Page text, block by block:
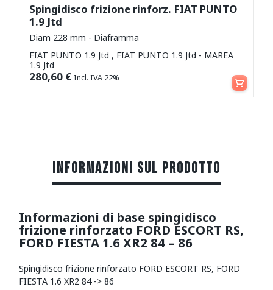
Spingidisco frizione rinforz. FIAT PUNTO
1.9 Jtd
Diam 228 mm - Diaframma
FIAT PUNTO 1.9 Jtd , FIAT PUNTO 1.9 Jtd - MAREA
1.9 Jtd
280,60 € Incl. IVA 22% Aggiungi al carrello
INFORMAZIONI SUL PRODOTTO
Informazioni di base spingidisco
frizione rinforzato FORD ESCORT RS,
FORD FIESTA 1.6 XR2 84 – 86
Spingidisco frizione rinforzato FORD ESCORT RS, FORD
FIESTA 1.6 XR2 84 -> 86